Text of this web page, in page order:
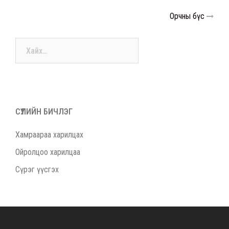
Орчны бүс
СҮҮЛИЙН БИЧЛЭГ
Хамраараа харилцах
Ойролцоо харилцаа
Сүрэг үүсгэх